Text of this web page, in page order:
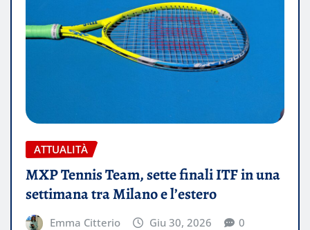
ATTUALITÀ
MXP Tennis Team, sette finali ITF in una
settimana tra Milano e l’estero
Emma Citterio Giu 30, 2026 0